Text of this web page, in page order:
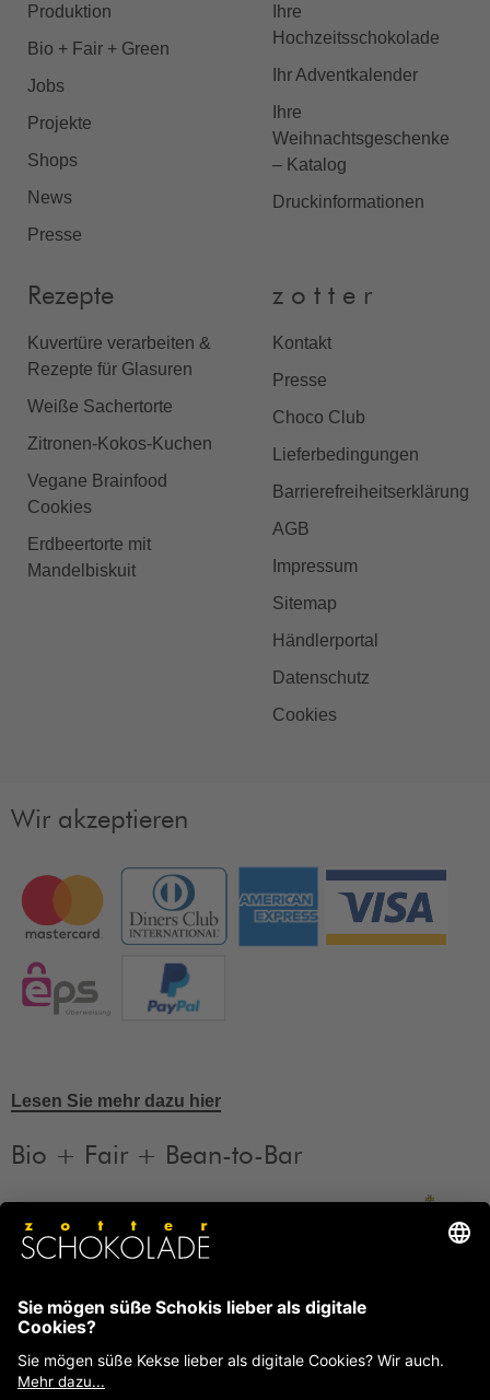
Produktion
Bio + Fair + Green
Jobs
Projekte
Shops
News
Presse
Ihre
Hochzeitsschokolade
Ihr Adventkalender
Ihre
Weihnachtsgeschenke
– Katalog
Druckinformationen
Rezepte
Kuvertüre verarbeiten &
Rezepte für Glasuren
Weiße Sachertorte
Zitronen-Kokos-Kuchen
Vegane Brainfood
Cookies
Erdbeertorte mit
Mandelbiskuit
z o t t e r
Kontakt
Presse
Choco Club
Lieferbedingungen
Barrierefreiheitserklärung
AGB
Impressum
Sitemap
Händlerportal
Datenschutz
Cookies
Wir akzeptieren
Lesen Sie mehr dazu hier
Bio + Fair + Bean-to-Bar
Informationen